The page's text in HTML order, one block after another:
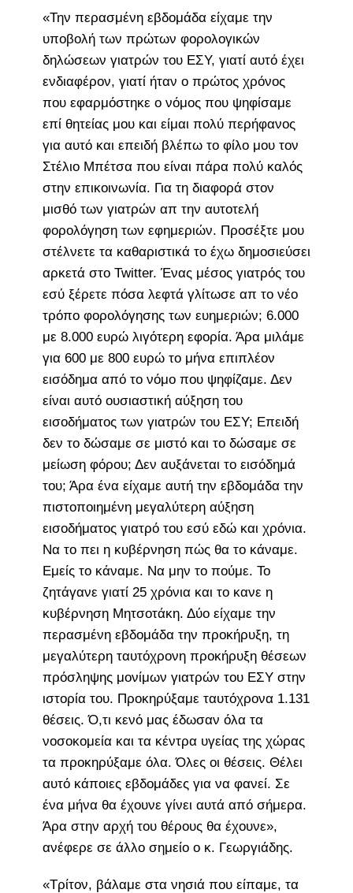
«Την περασμένη εβδομάδα είχαμε την
υποβολή των πρώτων φορολογικών
δηλώσεων γιατρών του ΕΣΥ, γιατί αυτό έχει
ενδιαφέρον, γιατί ήταν ο πρώτος χρόνος
που εφαρμόστηκε ο νόμος που ψηφίσαμε
επί θητείας μου και είμαι πολύ περήφανος
για αυτό και επειδή βλέπω το φίλο μου τον
Στέλιο Μπέτσα που είναι πάρα πολύ καλός
στην επικοινωνία. Για τη διαφορά στον
μισθό των γιατρών απ την αυτοτελή
φορολόγηση των εφημεριών. Προσέξτε μου
στέλνετε τα καθαριστικά το έχω δημοσιεύσει
αρκετά στο Twitter. Ένας μέσος γιατρός του
εσύ ξέρετε πόσα λεφτά γλίτωσε απ το νέο
τρόπο φορολόγησης των ευημεριών; 6.000
με 8.000 ευρώ λιγότερη εφορία. Άρα μιλάμε
για 600 με 800 ευρώ το μήνα επιπλέον
εισόδημα από το νόμο που ψηφίζαμε. Δεν
είναι αυτό ουσιαστική αύξηση του
εισοδήματος των γιατρών του ΕΣΥ; Επειδή
δεν το δώσαμε σε μιστό και το δώσαμε σε
μείωση φόρου; Δεν αυξάνεται το εισόδημά
του; Άρα ένα είχαμε αυτή την εβδομάδα την
πιστοποιημένη μεγαλύτερη αύξηση
εισοδήματος γιατρό του εσύ εδώ και χρόνια.
Να το πει η κυβέρνηση πώς θα το κάναμε.
Εμείς το κάναμε. Να μην το πούμε. Το
ζητάγανε γιατί 25 χρόνια και το κανε η
κυβέρνηση Μητσοτάκη. Δύο είχαμε την
περασμένη εβδομάδα την προκήρυξη, τη
μεγαλύτερη ταυτόχρονη προκήρυξη θέσεων
πρόσληψης μονίμων γιατρών του ΕΣΥ στην
ιστορία του. Προκηρύξαμε ταυτόχρονα 1.131
θέσεις. Ό,τι κενό μας έδωσαν όλα τα
νοσοκομεία και τα κέντρα υγείας της χώρας
τα προκηρύξαμε όλα. Όλες οι θέσεις. Θέλει
αυτό κάποιες εβδομάδες για να φανεί. Σε
ένα μήνα θα έχουνε γίνει αυτά από σήμερα.
Άρα στην αρχή του θέρους θα έχουνε»,
ανέφερε σε άλλο σημείο ο κ. Γεωργιάδης.
«Τρίτον, βάλαμε στα νησιά που είπαμε, τα